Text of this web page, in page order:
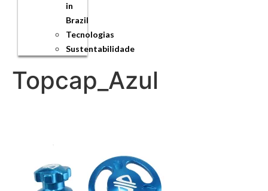
in
Brazil
Tecnologias
Sustentabilidade
Topcap_Azul